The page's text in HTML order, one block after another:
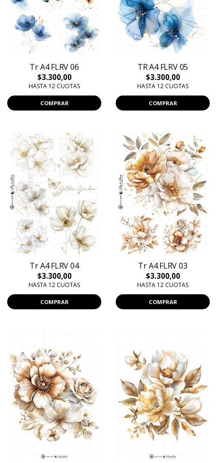
Tr A4 FLRV 06
$3.300,00
HASTA 12 CUOTAS
COMPRAR
TR A4 FLRV 05
$3.300,00
HASTA 12 CUOTAS
COMPRAR
Tr A4 FLRV 04
$3.300,00
HASTA 12 CUOTAS
COMPRAR
Tr A4 FLRV 03
$3.300,00
HASTA 12 CUOTAS
COMPRAR